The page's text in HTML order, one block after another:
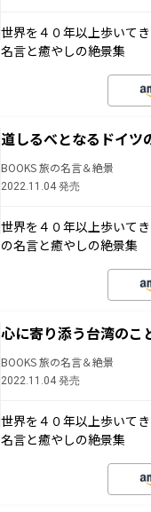
世界を４０年以上歩いて
名言と癒やしの絶景集
道しるべとなるドイツ
BOOKS 旅の名言＆絶景
2022.11.04 発売
世界を４０年以上歩いて
の名言と癒やしの絶景集
心に寄り添う台湾のこ
BOOKS 旅の名言＆絶景
2022.11.04 発売
世界を４０年以上歩いて
名言と癒やしの絶景集